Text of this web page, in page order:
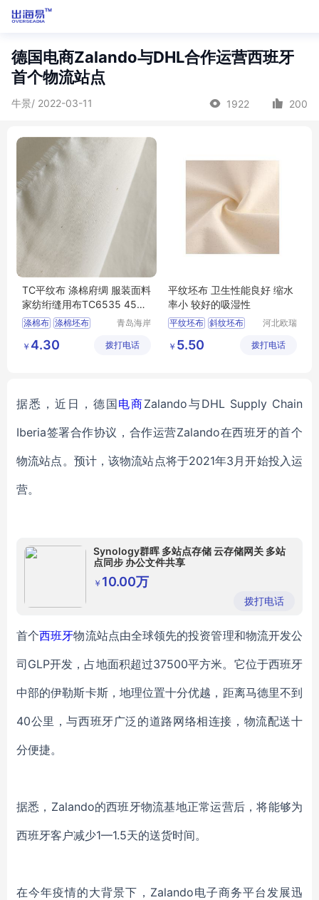
德国电商Zalando与DHL合作运营西班牙
首个物流站点
牛景/ 2022-03-11 1922 200
TC平纹布 涤棉府绸 服装面料
家纺绗缝用布TC6535 45X4
5 133X72 63
涤棉布 涤棉坯布
涤棉布133x72
青岛海岸
公司
￥ 4.30 拨打电话
平纹坯布 卫生性能良好 缩水
率小 较好的吸湿性
平纹坯布 斜纹坯布
涤棉9010
河北欧瑞
有限公司
￥ 5.50 拨打电话
据悉，近日，德国电商Zalando与DHL Supply Chain
Iberia签署合作协议，合作运营Zalando在西班牙的首个
物流站点。预计，该物流站点将于2021年3月开始投入运
营。
Synology群晖 多站点存储 云存储网关 多站
点同步 办公文件共享
￥ 10.00万
拨打电话
首个西班牙物流站点由全球领先的投资管理和物流开发公
司GLP开发，占地面积超过37500平方米。它位于西班牙
中部的伊勒斯卡斯，地理位置十分优越，距离马德里不到
40公里，与西班牙广泛的道路网络相连接，物流配送十
分便捷。
据悉， Zalando的西班牙物流基地正常运营后，将能够为
西班牙客户减少1—1.5天的送货时间。
在今年疫情的大背景下， Zalando电子商务平台发展迅